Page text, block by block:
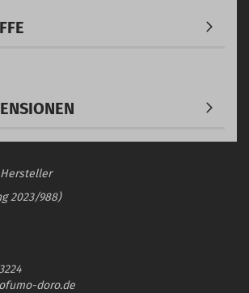
2023/988)
doro.de